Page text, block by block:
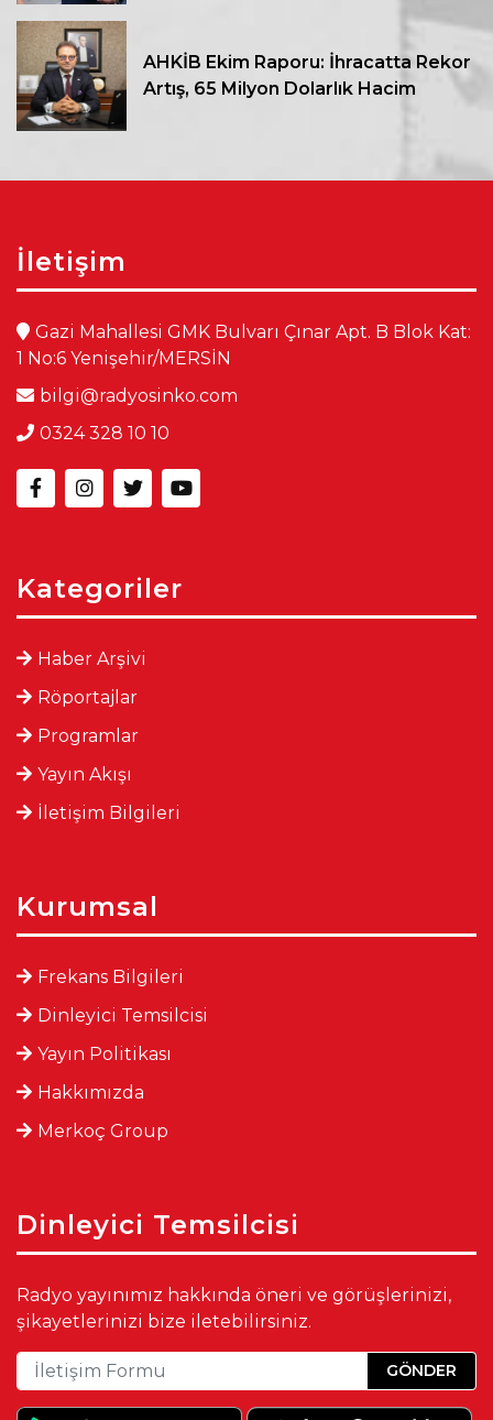
AHKİB Ekim Raporu: İhracatta Rekor
Artış, 65 Milyon Dolarlık Hacim
İletişim
Gazi Mahallesi GMK Bulvarı Çınar Apt. B Blok Kat:
1 No:6 Yenişehir/MERSİN
bilgi@radyosinko.com
0324 328 10 10
Kategoriler
Haber Arşivi
Röportajlar
Programlar
Yayın Akışı
İletişim Bilgileri
Kurumsal
Frekans Bilgileri
Dinleyici Temsilcisi
Yayın Politikası
Hakkımızda
Merkoç Group
Dinleyici Temsilcisi
Radyo yayınımız hakkında öneri ve görüşlerinizi,
şikayetlerinizi bize iletebilirsiniz.
GÖNDER